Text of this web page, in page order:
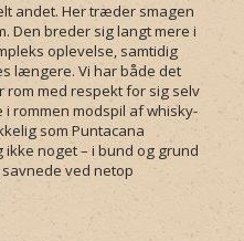
andet. Her træder smagen
Den breder sig langt mere i
oplevelse, samtidig
længere. Vi har både det
med respekt for sig selv
rommen modspil af whisky-
som Puntacana
ikke noget – i bund og grund
ved netop